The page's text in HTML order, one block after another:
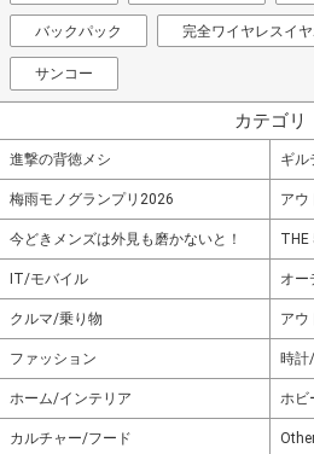
バックパック 完全ワイヤレスイ
サンコー
カテゴリ
進撃の背徳メシ ギル
梅雨モノグランプリ2026 アウ
今どきメンズは外見も磨かないと！ THE
IT/モバイル オー
クルマ/乗り物 アウ
ファッション 時計
ホーム/インテリア ホビ
カルチャー/フード